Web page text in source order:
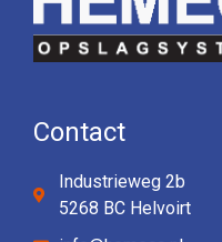
Contact
Industrieweg 2b
5268 BC Helvoirt